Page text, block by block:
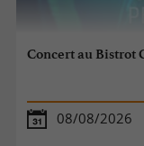
Concert au Bistrot
08/08/2026